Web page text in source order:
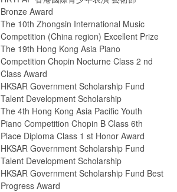
Bronze Award
The 10th Zhongsin International Music
Competition (China region) Excellent Prize
The 19th Hong Kong Asia Piano
Competition Chopin Nocturne Class 2 nd
Class Award
HKSAR Government Scholarship Fund
Talent Development Scholarship
The 4th Hong Kong Asia Pacific Youth
Piano Competition Chopin B Class 6th
Place Diploma Class 1 st Honor Award
HKSAR Government Scholarship Fund
Talent Development Scholarship
HKSAR Government Scholarship Fund Best
Progress Award